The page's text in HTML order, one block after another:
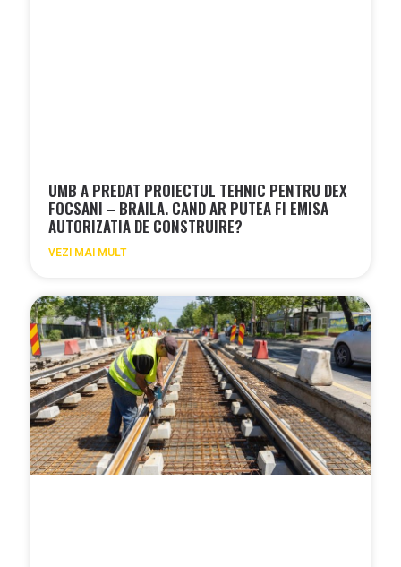
UMB A PREDAT PROIECTUL TEHNIC PENTRU DEX
FOCSANI – BRAILA. CAND AR PUTEA FI EMISA
AUTORIZATIA DE CONSTRUIRE?
VEZI MAI MULT